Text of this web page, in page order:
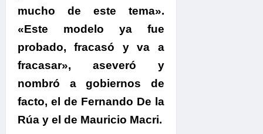
mucho de este tema».
«Este modelo ya fue
probado, fracasó y va a
fracasar», aseveró y
nombró a gobiernos de
facto, el de Fernando De la
Rúa y el de Mauricio Macri.